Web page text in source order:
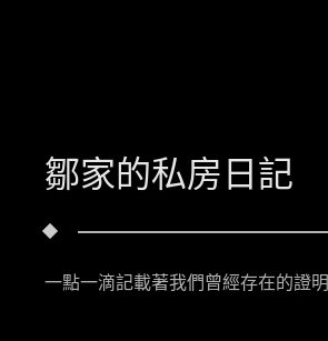
鄒家的私房日記
一點一滴記載著我們曾經存在的證明